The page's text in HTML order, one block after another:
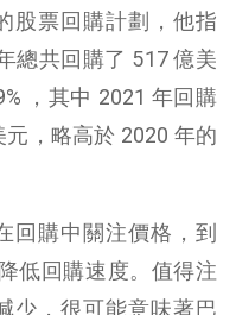
股票回購計劃，他指
總共回購了 517 億美
，其中 2021 年回購
，略高於 2020 年的
回購中關注價格，到
低回購速度。值得注
少，很可能意味著巴